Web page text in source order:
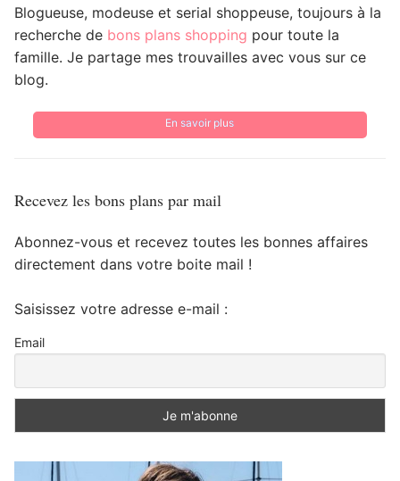
Blogueuse, modeuse et serial shoppeuse, toujours à la
recherche de bons plans shopping pour toute la
famille. Je partage mes trouvailles avec vous sur ce
blog.
En savoir plus
Recevez les bons plans par mail
Abonnez-vous et recevez toutes les bonnes affaires
directement dans votre boite mail !
Saisissez votre adresse e-mail :
Email